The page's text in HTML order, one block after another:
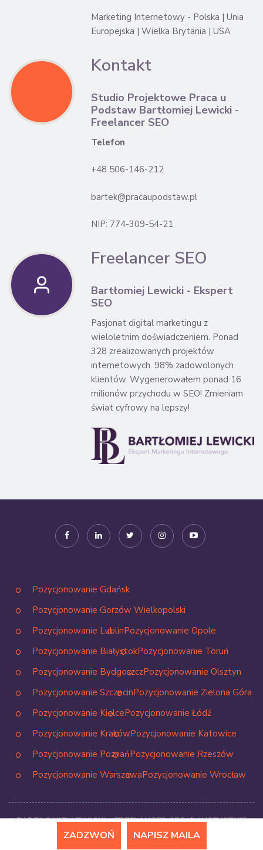
Marketing Internetowy - Polska | Unia
Europejska | Wielka Brytania | USA
Kontakt
Studio Projektowe Praca u
Podstaw Bartłomiej Lewicki -
Freelancer SEO
Telefon
+48 506-146-212
bartek@pracaupodstaw.pl
NIP: 774-309-54-21
Freelancer SEO
Bartłomiej Lewicki - Ekspert
SEO
Pasjonat digital marketingu z
wieloletnim doświadczeniem. Ponad
328 zrealizowanych projektów
internetowych. 98% zadowolonych
klientów. Wygenerowałem ponad 16
milionów przychodu w SEO! Zmieniam
świat cyfrowy na lepszy!
Pozycjonowanie Gdańsk
Pozycjonowanie Gorzów Wielkopolski
Pozycjonowanie LublinPozycjonowanie Opole
Pozycjonowanie BiałystokPozycjonowanie Toruń
Pozycjonowanie BydgoszczPozycjonowanie Olsztyn
Pozycjonowanie SzczecinPozycjonowanie Zielona Góra
Pozycjonowanie KielcePozycjonowanie Łódź
Pozycjonowanie KrakówPozycjonowanie Katowice
Pozycjonowanie PoznańPozycjonowanie Rzeszów
Pozycjonowanie WarszawaPozycjonowanie Wrocław
BARTŁOMIEJ LEWICKI - FREELANCER SEO © WSZYSTKIE
PRAWA ZASTRZEŻONE
ZADZWOŃ NAPISZ MAILA